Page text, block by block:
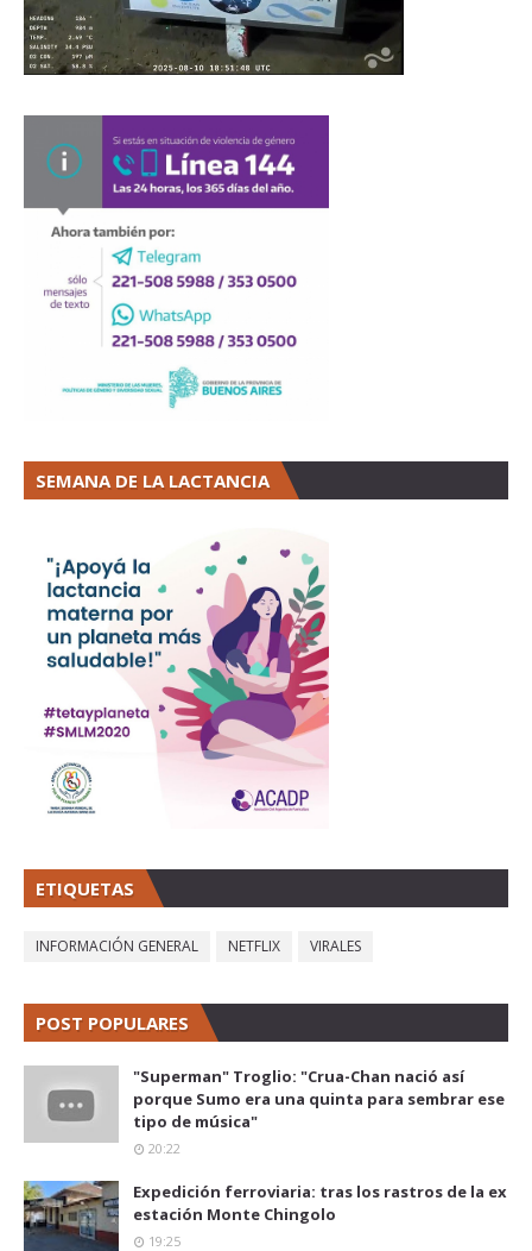
SEMANA DE LA LACTANCIA
ETIQUETAS
INFORMACIÓN GENERAL NETFLIX VIRALES
POST POPULARES
"Superman" Troglio: "Crua-Chan nació así
porque Sumo era una quinta para sembrar ese
tipo de música"
20:22
Expedición ferroviaria: tras los rastros de la ex
estación Monte Chingolo
19:25